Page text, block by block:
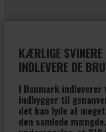
KÆRLIGE
INDLEVERE DE
I Danmark
indbygger til
det kan lyde af
den samlede